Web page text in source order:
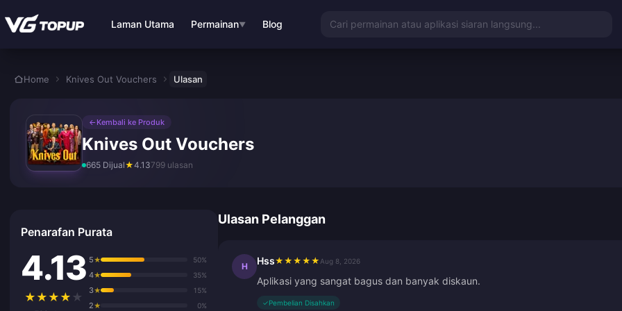
Laman Utama Permainan▼ Blog Cari permainan atau aplikasi siaran langsung...
Home Knives Out Vouchers Ulasan
← Kembali ke Produk
Knives Out Vouchers
665 Dijual★4.13799 ulasan
Penarafan Purata
4.13
★ ★ ★ ★ ★
5★ 50%
4★ 35%
3★ 15%
2★ 0%
Ulasan Pelanggan
H Hss★ ★ ★ ★ ★ Aug 8, 2026
Aplikasi yang sangat bagus dan banyak diskaun.
✓Pembelian Disahkan